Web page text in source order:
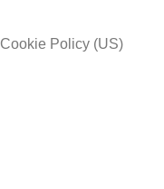
Cookie Policy (US)